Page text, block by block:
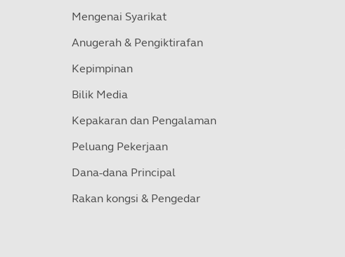
Mengenai Syarikat
Anugerah & Pengiktirafan
Kepimpinan
Bilik Media
Kepakaran dan Pengalaman
Peluang Pekerjaan
Dana-dana Principal
Rakan kongsi & Pengedar